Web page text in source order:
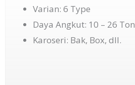
Varian: 6 Type
Daya Angkut: 10 – 26 Ton
Karoseri: Bak, Box, dll.